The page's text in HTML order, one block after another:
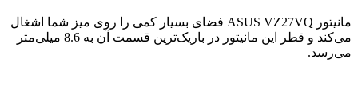
مانیتور ASUS VZ27VQ فضای بسیار کمی را روی میز شما اشغال
می‌کند و قطر این مانیتور در باریک‌ترین قسمت آن به 8.6 میلی‌متر
می‌رسد.